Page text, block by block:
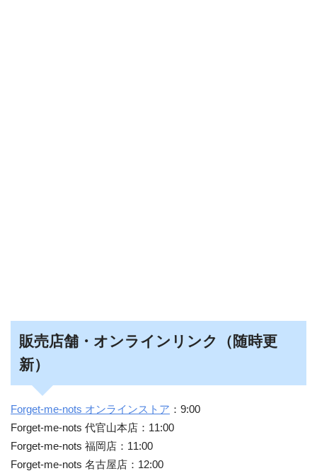
販売店舗・オンラインリンク（随時更
新）
Forget-me-nots オンラインストア ：9:00
Forget-me-nots 代官山本店：11:00
Forget-me-nots 福岡店：11:00
Forget-me-nots 名古屋店：12:00